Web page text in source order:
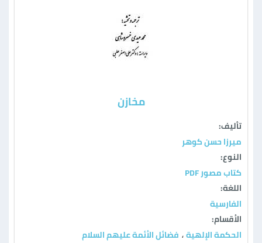
مخازن
تأليف:
ميرزا حسن كوهر
النوع:
كتاب مصور PDF
اللغة:
الفارسية
الأقسام:
الحكمة الإلهية ، فضائل الأئمة عليهم السلام